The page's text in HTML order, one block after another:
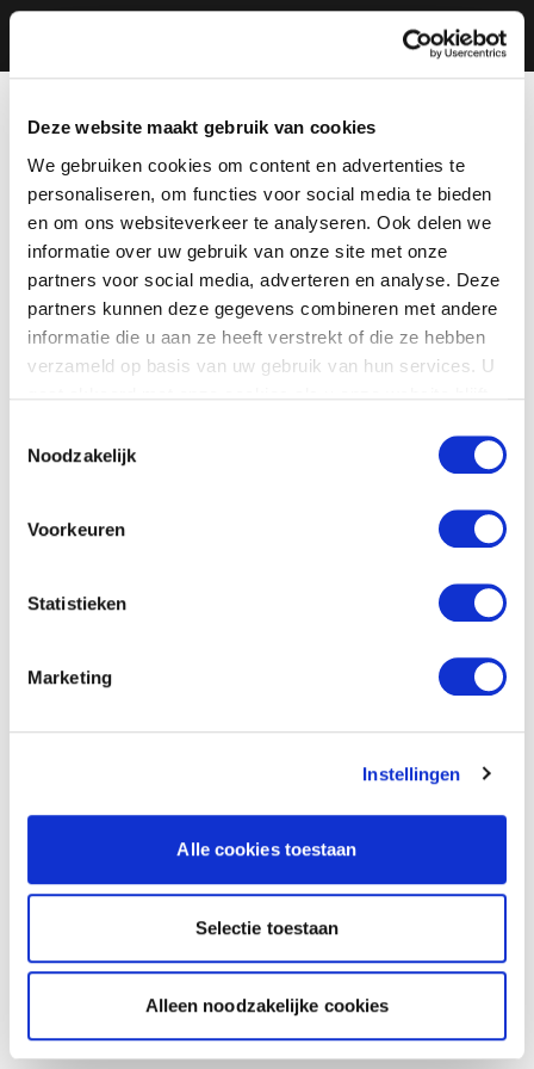
Deze website maakt gebruik van cookies
We gebruiken cookies om content en advertenties te
personaliseren, om functies voor social media te bieden
en om ons websiteverkeer te analyseren. Ook delen we
informatie over uw gebruik van onze site met onze
partners voor social media, adverteren en analyse. Deze
partners kunnen deze gegevens combineren met andere
informatie die u aan ze heeft verstrekt of die ze hebben
verzameld op basis van uw gebruik van hun services. U
Noodzakelijk
Voorkeuren
Statistieken
Marketing
Instellingen
Alle cookies toestaan
Selectie toestaan
Alleen noodzakelijke cookies